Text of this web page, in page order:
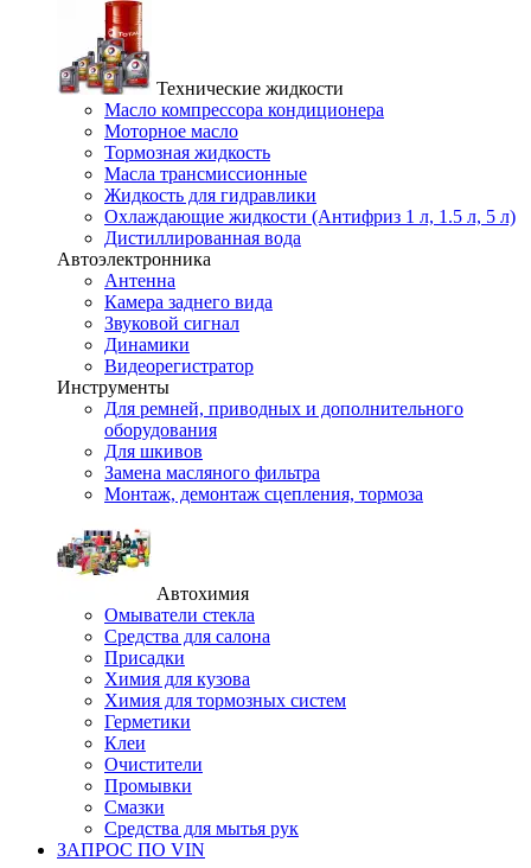
Технические жидкости
Масло компрессора кондиционера
Моторное масло
Тормозная жидкость
Масла трансмиссионные
Жидкость для гидравлики
Охлаждающие жидкости (Антифриз 1 л, 1.5 л, 5 л)
Дистиллированная вода
Автоэлектронника
Антенна
Камера заднего вида
Звуковой сигнал
Динамики
Видеорегистратор
Инструменты
Для ремней, приводных и дополнительного
оборудования
Для шкивов
Замена масляного фильтра
Монтаж, демонтаж сцепления, тормоза
Автохимия
Омыватели стекла
Средства для салона
Присадки
Химия для кузова
Химия для тормозных систем
Герметики
Клеи
Очистители
Промывки
Смазки
Средства для мытья рук
ЗАПРОС ПО VIN